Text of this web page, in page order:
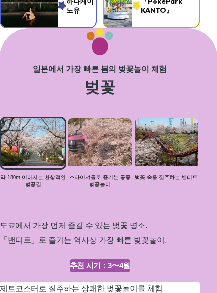
노유
KANTO』
일본에서 가장 빠른 봄의 벚꽃놀이 체험
벚꽃
약
180m
이어
지는
환상
적인
약 180m 이어지는 환상적인
벚꽃길
스카이셔틀로 즐기는 공중
벚꽃놀이
벚꽃 속을 질주하는 밴디트
도쿄에서 가장 먼저 즐길 수 있는 벚꽃 명소.
「밴디트」로 즐기는 역사상 가장 빠른 벚꽃놀이.
추천 시기 ： 3〜4월
제트코스터로 질주하는 상쾌한 벚꽃놀이를 체험